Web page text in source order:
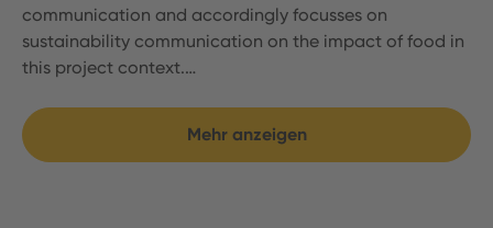
communication and accordingly focusses on
sustainability communication on the impact of food in
this project context.…
Mehr anzeigen